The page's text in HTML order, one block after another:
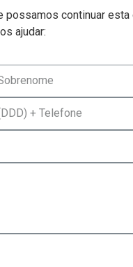
continuar
ajudar: